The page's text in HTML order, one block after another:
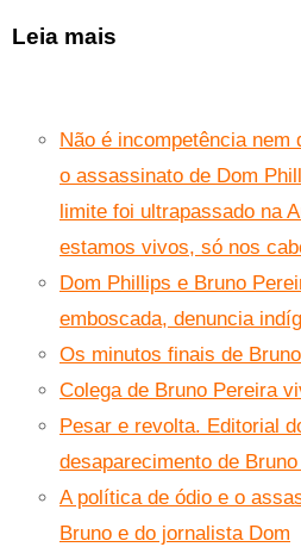
Leia mais
Não é incompetência nem
o assassinato de Dom
limite foi ultrapassado na
estamos vivos, só nos
Dom Phillips e Bruno
emboscada, denuncia
Os minutos finais de
Colega de Bruno Pereira
Pesar e revolta. Editorial
desaparecimento de
A política de ódio e o
Bruno e do jornalista Dom